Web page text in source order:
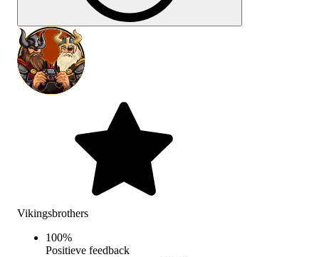
Vikingsbrothers
100%
Positieve feedback